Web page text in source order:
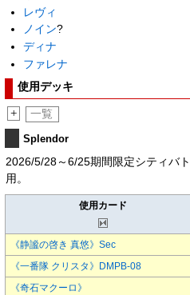
レヴィ
ノイン?
ディナ
ファレナ
使用デッキ
+ 一覧
Splendor
2026/5/28～6/25期間限定シティバ
用。
使用カード
《静謐の啓き 真悠》Sec
《一番隊 クリスタ》 DMPB-08
《奇石マクーロ》